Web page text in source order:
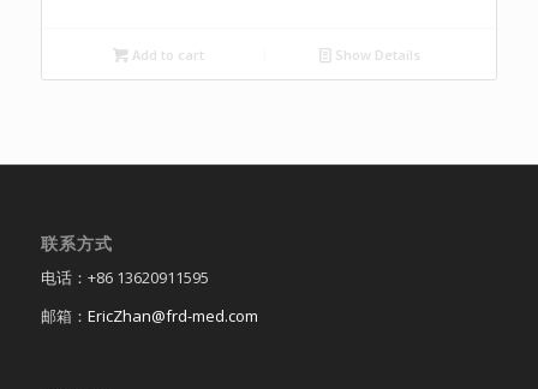
Add to cart Show Details
联系方式
电话：+86 13620911595
邮箱： EricZhan@frd-med.com